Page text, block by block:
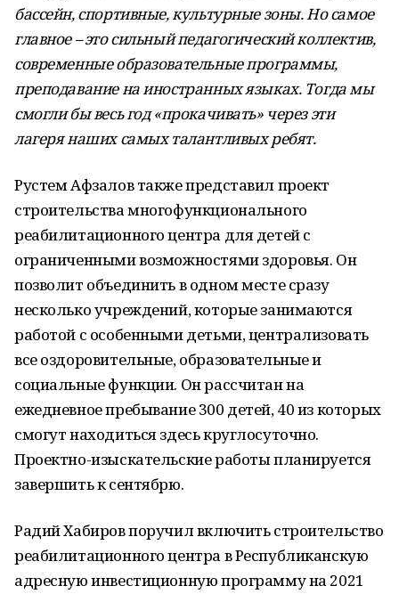
бассейн, спортивные, культурные зоны. Но самое
главное – это сильный педагогический коллектив,
современные образовательные программы,
преподавание на иностранных языках. Тогда мы
смогли бы весь год «прокачивать» через эти
лагеря наших самых талантливых ребят.
Рустем Афзалов также представил проект
строительства многофункционального
реабилитационного центра для детей с
ограниченными возможностями здоровья. Он
позволит объединить в одном месте сразу
несколько учреждений, которые занимаются
работой с особенными детьми, централизовать
все оздоровительные, образовательные и
социальные функции. Он рассчитан на
ежедневное пребывание 300 детей, 40 из которых
смогут находиться здесь круглосуточно.
Проектно-изыскательские работы планируется
завершить к сентябрю.
Радий Хабиров поручил включить строительство
реабилитационного центра в Республиканскую
адресную инвестиционную программу на 2021